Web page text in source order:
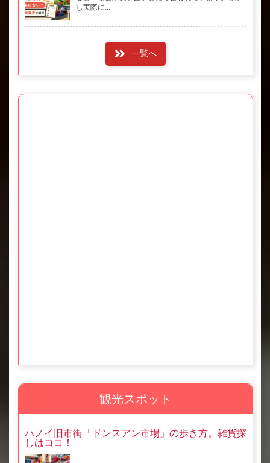
し実際に...
一覧へ
観光スポット
ハノイ旧市街「ドンスアン市場」の歩き方。雑貨探
しはココ！